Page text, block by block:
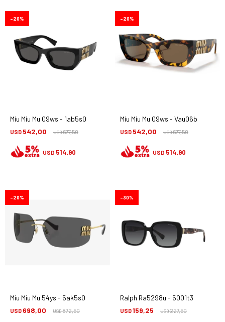
Miu Miu Mu 09ws - 1ab5s0
USD 542,00 USD677,50
20
USD 514,90
Miu Miu Mu 09ws - Vau06b
USD 542,00 USD677,50
20
USD 514,90
Miu Miu Mu 54ys - 5ak5s0
USD 698,00 USD872,50
20
Ralph Ra5298u - 5001t3
USD159,25 USD227,50
30